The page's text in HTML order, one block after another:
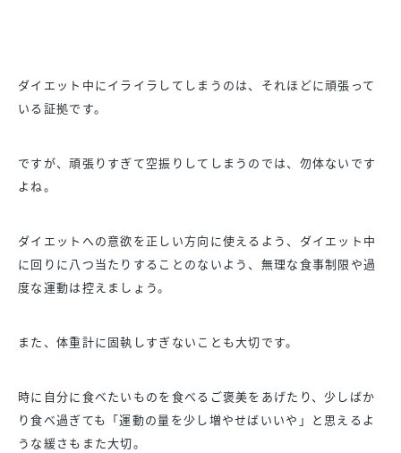
ダイエット中にイライラしてしまうのは、それほどに頑張って
いる証拠です。
ですが、頑張りすぎて空振りしてしまうのでは、勿体ないです
よね。
ダイエットへの意欲を正しい方向に使えるよう、ダイエット中
に回りに八つ当たりすることのないよう、無理な食事制限や過
度な運動は控えましょう。
また、体重計に固執しすぎないことも大切です。
時に自分に食べたいものを食べるご褒美をあげたり、少しばか
り食べ過ぎても「運動の量を少し増やせばいいや」と思えるよ
うな緩さもまた大切。